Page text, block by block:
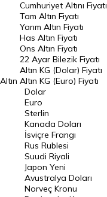
Endeksler
DÖVİZ
Döviz Kuru
Dolar Kuru
Euro Kuru
Pound Kuru
Frank Kuru
Riyal Kuru
Avustralya Doları
Danimarka Kronu Kuru
Altın
Cumhuriyet Altını Fiyatı
Tam Altın Fiyatı
Yarım Altın Fiyatı
Has Altın Fiyatı
Ons Altın Fiyatı
22 Ayar Bilezik Fiyatı
Altın KG (Dolar) Fiyatı
Altın KG (Euro) Fiyatı
Dolar
Euro
Sterlin
Kanada Doları
İsviçre Frangı
Rus Rublesi
Suudi Riyali
Japon Yeni
Avustralya Doları
Norveç Kronu